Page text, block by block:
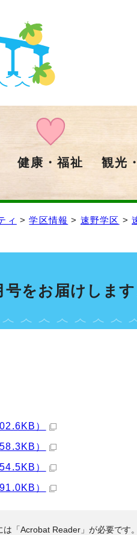
健康・福祉 観光
ィ >学区情報 > 速野学区 >
をお届けします
）
）
）
）
「Acrobat Reader」が必要です